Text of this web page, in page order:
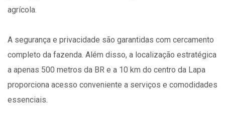
agrícola.
A segurança e privacidade são garantidas com cercamento
completo da fazenda. Além disso, a localização estratégica
a apenas 500 metros da BR e a 10 km do centro da Lapa
proporciona acesso conveniente a serviços e comodidades
essenciais.